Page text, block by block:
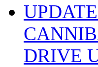
DRIVE